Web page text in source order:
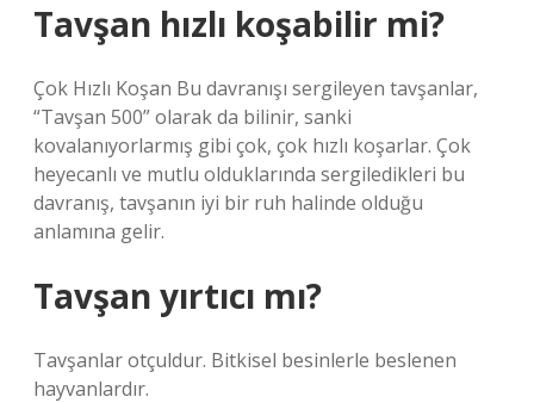
Tavşan hızlı koşabilir mi?
Çok Hızlı Koşan Bu davranışı sergileyen tavşanlar,
“Tavşan 500” olarak da bilinir, sanki
kovalanıyorlarmış gibi çok, çok hızlı koşarlar. Çok
heyecanlı ve mutlu olduklarında sergiledikleri bu
davranış, tavşanın iyi bir ruh halinde olduğu
anlamına gelir.
Tavşan yırtıcı mı?
Tavşanlar otçuldur. Bitkisel besinlerle beslenen
hayvanlardır.